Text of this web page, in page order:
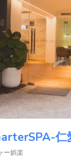
仁
ー娯楽